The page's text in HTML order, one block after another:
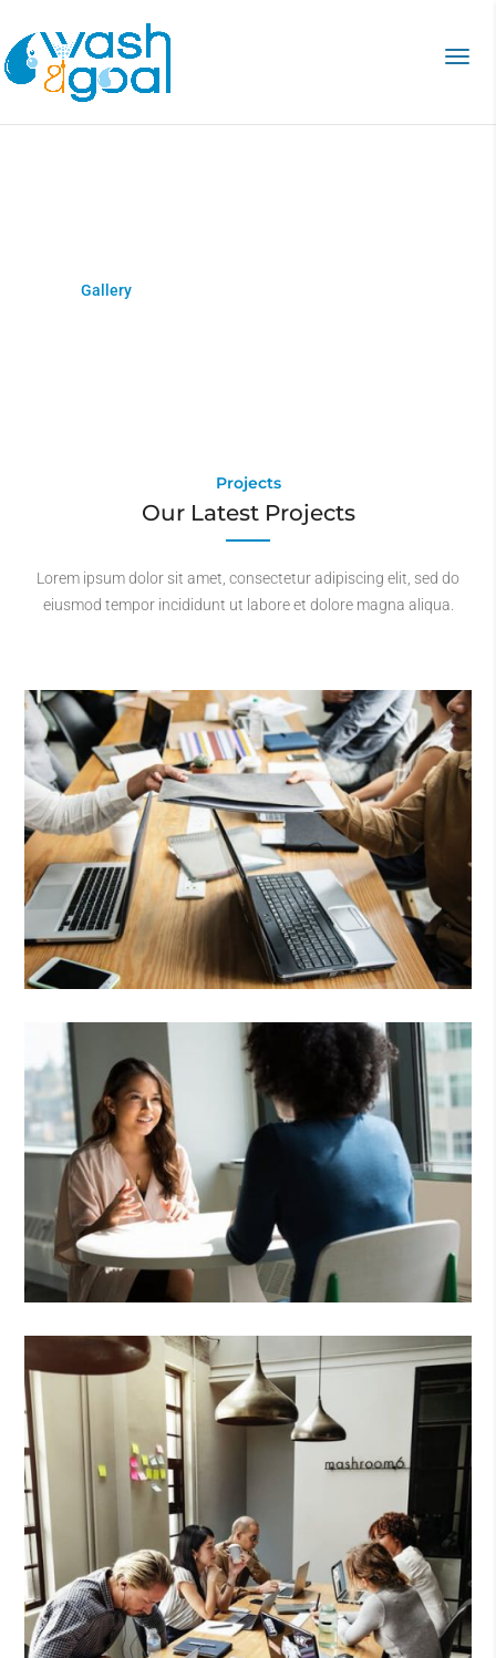
>Gallery
Projects
Our Latest Projects
Lorem ipsum dolor sit amet, consectetur adipiscing elit, sed do
eiusmod tempor incididunt ut labore et dolore magna aliqua.